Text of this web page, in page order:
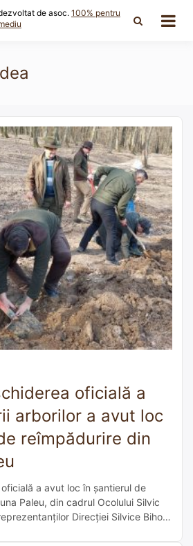
de asoc. 100% pentru
oficială a
arborilor a avut loc
reîmpădurire din
a avut loc în șantierul de
Paleu, din cadrul Ocolului Silvic
Direcției Silvice Bihor,